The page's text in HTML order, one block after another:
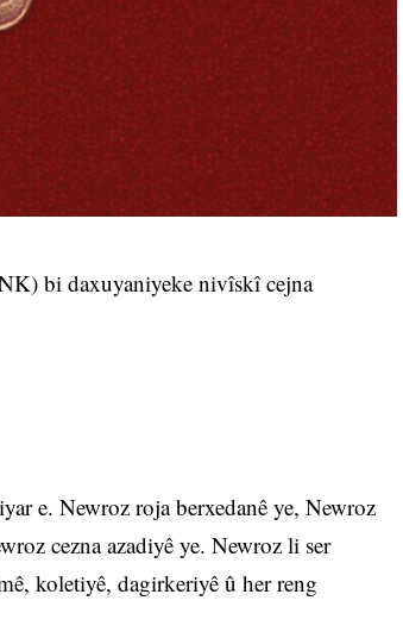
bi daxuyaniyeke nivîskî cejna
e. Newroz roja berxedanê ye, Newroz
cezna azadiyê ye. Newroz li ser
koletiyê, dagirkeriyê û her reng